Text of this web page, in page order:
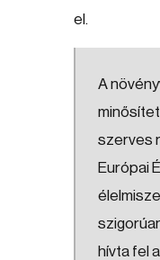
el.
A
szerves
Európai
hívta fel